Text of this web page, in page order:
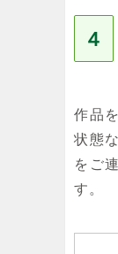
４
作品
状態
をご
す。